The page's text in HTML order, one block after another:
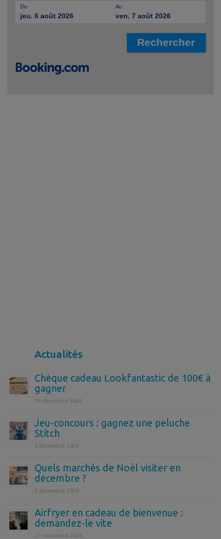
Du
jeu. 6 août 2026
Au
ven. 7 août 2026
Actualités
Chèque cadeau Lookfantastic de 100€ à
gagner
16 décembre 2024
Jeu-concours : gagnez une peluche
Stitch
5 décembre 2024
Quels marchés de Noël visiter en
décembre ?
2 décembre 2024
Airfryer en cadeau de bienvenue :
demandez-le vite
27 novembre 2024